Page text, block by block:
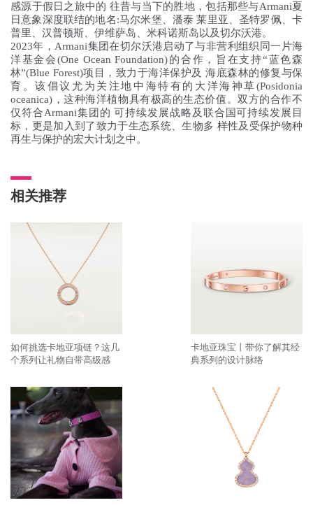
感源于假日之旅中的 往昔与当下的胜地，包括那些与Armani夏
日意象深度联结的地名:马尔米堡、潘泰 莱里亚、圣特罗佩、卡
普里、汉普顿斯、伊维萨岛、米科诺斯岛以及切尔沃港。
2023年，Armani集团在切尔沃港启动了与非营利组织同一片海
洋基金会(One Ocean Foundation)的合作，旨在支持“蓝色森
林”(Blue Forest)项目，致力于海洋保护及 海底森林的修复与保
育。该倡议尤为关注地中海特有的大洋海神草(Posidonia
oceanica)，这种海洋植物具有极高的生态价值。双方的合作不
仅符合Armani集团的 可持续发展战略及联合国可持续发展目
标，更是加入到了致力于生态系统、生物多 样性及受保护物种
再生与保护的宏大计划之中。
相关推荐
如何挑选卡地亚项链？这几
个系列让礼物自带高级感
卡地亚珠宝丨带你了解其经
典系列的设计脉络